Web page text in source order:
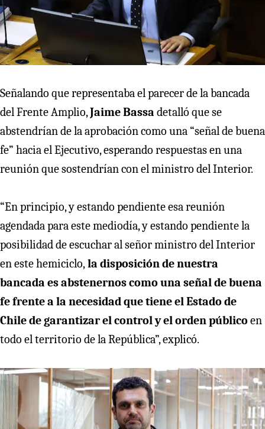
Señalando que representaba el parecer de la bancada
del Frente Amplio,Jaime Bassa detalló que se
abstendrían de la aprobación como una “señal de buena
fe” hacia el Ejecutivo, esperando respuestas en una
reunión que sostendrían con el ministro del Interior.
“En principio, y estando pendiente esa reunión
agendada para este mediodía, y estando pendiente la
posibilidad de escuchar al señor ministro del Interior
en este hemiciclo,la disposición de nuestra
bancada es abstenernos como una señal de buena
fe frente a la necesidad que tiene el Estado de
Chile de garantizar el control y el orden público en
todo el territorio de la República”, explicó.